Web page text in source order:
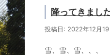
降ってきまし
投稿日: 2022年12月
雪、雪、雪、、、